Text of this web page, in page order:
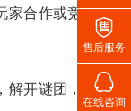
家合作或竞
开谜团，

售后服务

在线咨询